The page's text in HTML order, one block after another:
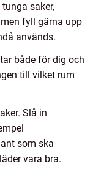
saker,
fyll gärna upp
används.
både för dig och
till vilket rum
Slå in
som ska
vara bra.